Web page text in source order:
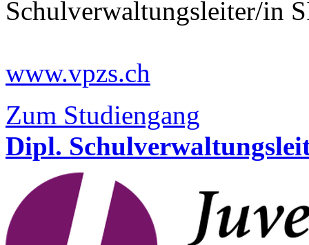
Schulverwaltungsleiter/in
www.vpzs.ch
Zum Studiengang
Dipl.